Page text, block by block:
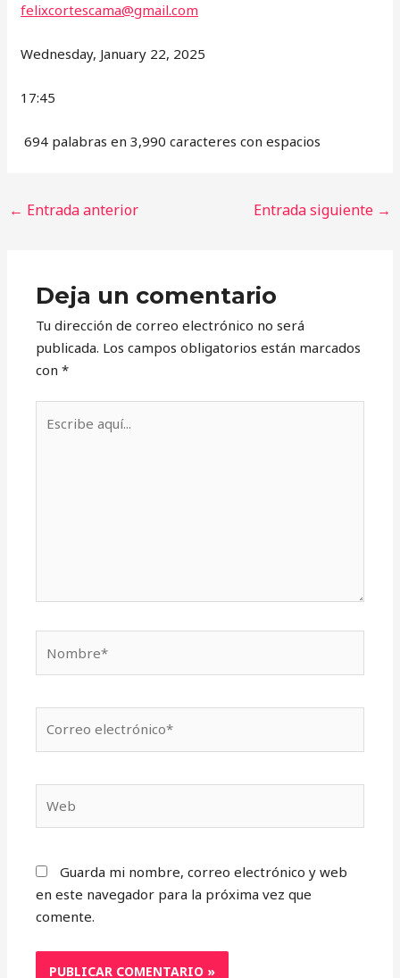
felixcortescama@gmail.com
Wednesday, January 22, 2025
17:45
694 palabras en 3,990 caracteres con espacios
← Entrada anterior Entrada siguiente →
Deja un comentario
Tu dirección de correo electrónico no será
publicada. Los campos obligatorios están marcados
con*
aquí...
electrónico*
Guarda mi nombre, correo electrónico y web
en este navegador para la próxima vez que
comente.